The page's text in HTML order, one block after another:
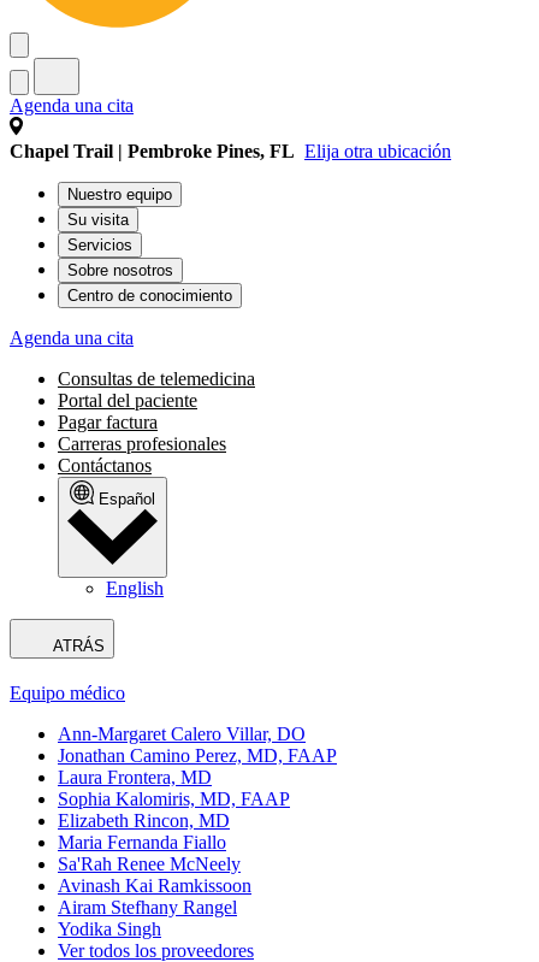
Agenda una cita
Chapel Trail | Pembroke Pines, FL Elija otra ubicación
Nuestro equipo
Su visita
Servicios
Sobre nosotros
Centro de conocimiento
Agenda una cita
Consultas de telemedicina
Portal del paciente
Pagar factura
Carreras profesionales
Contáctanos
Español
English
ATRÁS
Equipo médico
Ann-Margaret Calero Villar, DO
Jonathan Camino Perez, MD, FAAP
Laura Frontera, MD
Sophia Kalomiris, MD, FAAP
Elizabeth Rincon, MD
Maria Fernanda Fiallo
Sa'Rah Renee McNeely
Avinash Kai Ramkissoon
Airam Stefhany Rangel
Yodika Singh
Ver todos los proveedores